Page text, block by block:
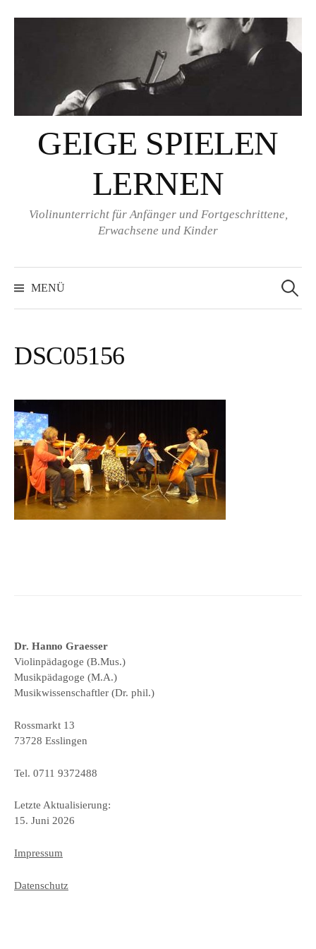
GEIGE SPIELEN
LERNEN
Violinunterricht für Anfänger und Fortgeschrittene,
Erwachsene und Kinder
MENÜ
nach:
DSC05156
Dr. Hanno Graesser
Violinpädagoge (B.Mus.)
Musikpädagoge (M.A.)
Musikwissenschaftler (Dr. phil.)
Rossmarkt 13
73728 Esslingen
Tel. 0711 9372488
Letzte Aktualisierung:
15. Juni 2026
Impressum
Datenschutz